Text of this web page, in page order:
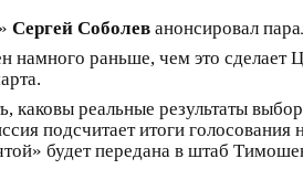
Сергей Соболев анонсировал
намного раньше, чем это сделает
каковы реальные результаты
подсчитает итоги
будет передана в штаб